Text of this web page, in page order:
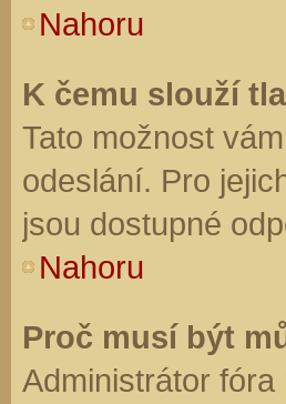
Nahoru
K čemu slouží
Tato možnost
odeslání. Pro
jsou dostupné
Nahoru
Proč musí být
Administrátor